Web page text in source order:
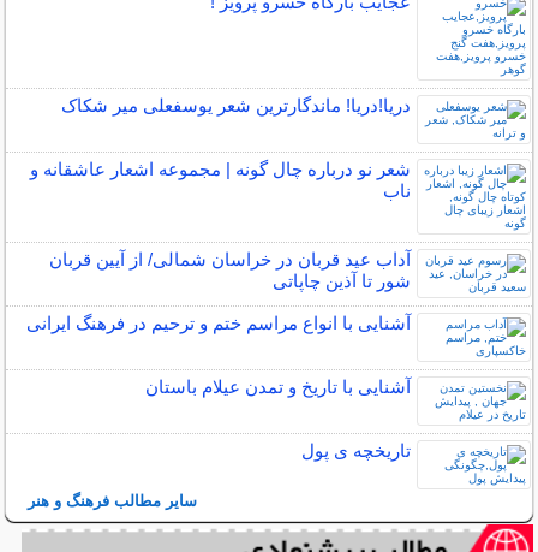
دریا!دریا! ماندگارترین شعر یوسفعلی میر شکاک
شعر نو درباره چال گونه | مجموعه اشعار عاشقانه و
ناب
آداب عید قربان در خراسان شمالی/ از آیین قربان
شور تا آذین چاپاتی
آشنایی با انواع مراسم ختم و ترحیم در فرهنگ ایرانی
آشنایی با تاریخ و تمدن عیلام باستان
تاریخچه ی پول
سایر مطالب فرهنگ و هنر